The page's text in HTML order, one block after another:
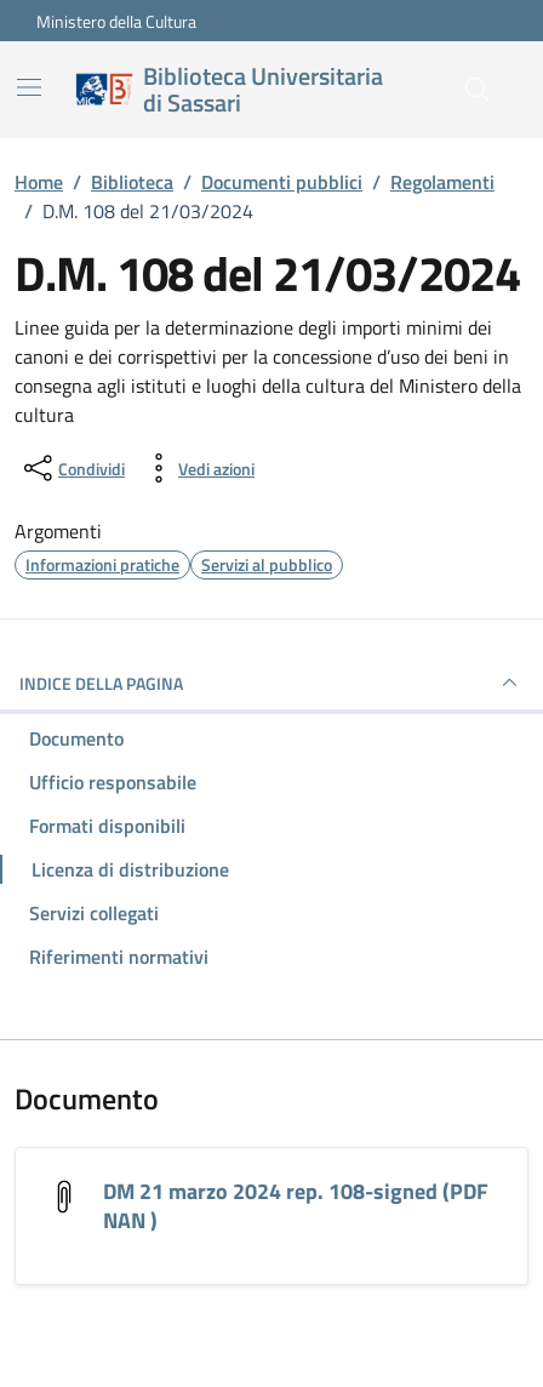
Vai ai contenuti
Vai al footer
Ministero della Cultura
Biblioteca Universitaria
di Sassari
Home / Biblioteca / Documenti pubblici / Regolamenti
/ D.M. 108 del 21/03/2024
D.M. 108 del 21/03/2024
Dettagli del documento
Linee guida per la determinazione degli importi minimi dei
canoni e dei corrispettivi per la concessione d’uso dei beni in
consegna agli istituti e luoghi della cultura del Ministero della
cultura
Condividi Vedi azioni
Argomenti
Informazioni pratiche Servizi al pubblico
INDICE DELLA PAGINA
Documento
Ufficio responsabile
Formati disponibili
Licenza di distribuzione
Servizi collegati
Riferimenti normativi
Documento
DM 21 marzo 2024 rep. 108-signed (PDF
NAN )